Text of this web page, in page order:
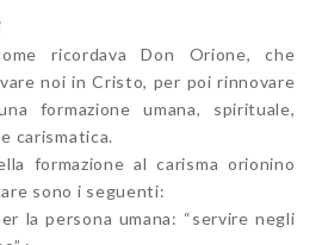
ricordava Don Orione, che
noi in Cristo, per poi rinnovare
formazione umana, spirituale,
carismatica.
formazione al carisma orionino
sono i seguenti:
la persona umana: “servire negli